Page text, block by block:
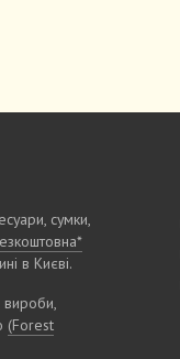
сумки,
в Києві.
вироби,
(Forest